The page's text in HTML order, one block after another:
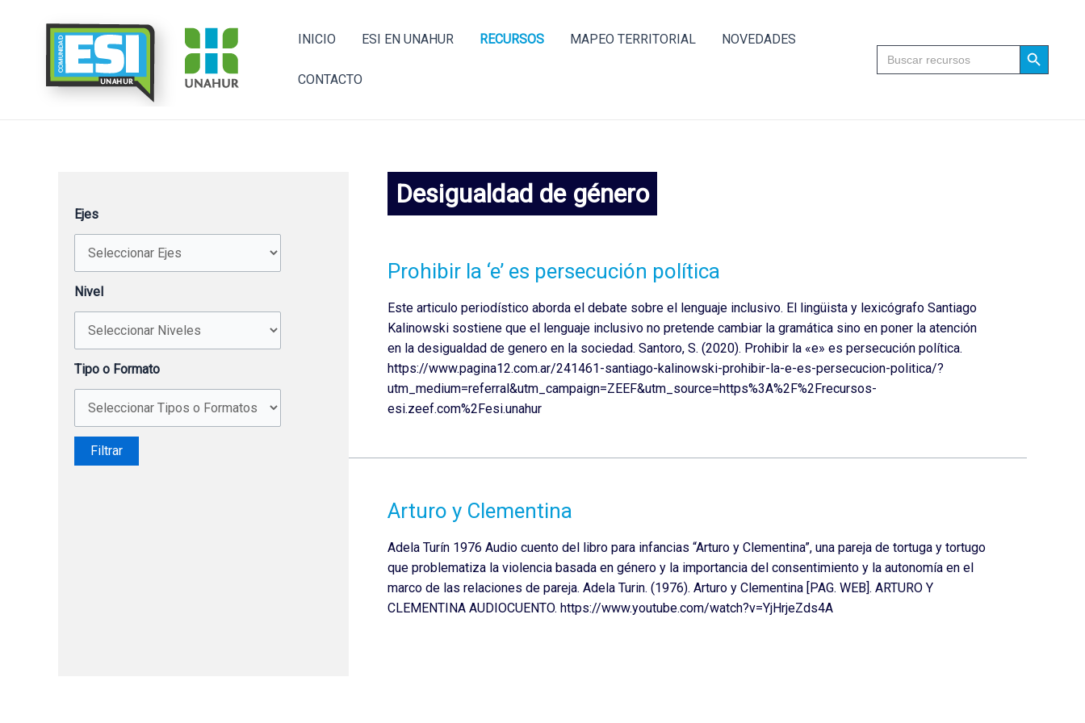
INICIO ESI EN UNAHUR RECURSOS MAPEO TERRITORIAL NOVEDADES
CONTACTO
Search
for:
Search Button
Ejes
Nivel
Tipo o Formato
Desigualdad de género
Prohibir la ‘e’ es persecución política
Este articulo periodístico aborda el debate sobre el lenguaje inclusivo. El lingüista y lexicógrafo Santiago
Kalinowski sostiene que el lenguaje inclusivo no pretende cambiar la gramática sino en poner la atención
en la desigualdad de genero en la sociedad. Santoro, S. (2020). Prohibir la «e» es persecución política.
https://www.pagina12.com.ar/241461-santiago-kalinowski-prohibir-la-e-es-persecucion-politica/?
utm_medium=referral&utm_campaign=ZEEF&utm_source=https%3A%2F%2Frecursos-
esi.zeef.com%2Fesi.unahur
Arturo y Clementina
Adela Turín 1976 Audio cuento del libro para infancias “Arturo y Clementina”, una pareja de tortuga y tortugo
que problematiza la violencia basada en género y la importancia del consentimiento y la autonomía en el
marco de las relaciones de pareja. Adela Turin. (1976). Arturo y Clementina [PAG. WEB]. ARTURO Y
CLEMENTINA AUDIOCUENTO. https://www.youtube.com/watch?v=YjHrjeZds4A